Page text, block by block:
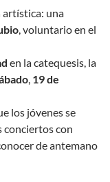
artística: una
, voluntario en el
en la catequesis, la
19 de
los jóvenes se
conciertos con
de antemano